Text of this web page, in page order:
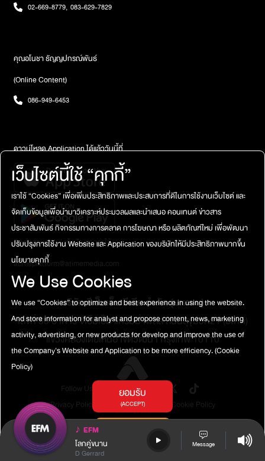
♪ EFM
โลกคู่ขนาน
D Gerrard
Message
02-669-8779, 083-629-7829
คุณอโนชา ธัญญปกรณ์พันธ์
(Online Content)
086-949-6453
ดาวน์โหลด Application ได้แล้ววันนี้ที่
ติดต่อสอบถาม / แจ้งปัญหาการใช้งาน
atimeplatform@atimemedia.com
บริษัท จีเอ็มเอ็ม มีเดีย จำกัด (มหาชน)
เลขที่ 50 อาคาร จีเอ็มเอ็ม แกรมมี่ เพลส ถนนสุขุมวิท21 (อโศก)
แขวงคลองเตยเหนือ เขตวัฒนา กรุงเทพ 10110
Follow Us
Privacy Policy
Terms of Service Cookie Policy
เว็บไซต์นี้ใช้ “คุกกี้”
เราใช้ “Cookies” เพื่อเพิ่มประสิทธิภาพและประสบการที่ดีในการใช้งานเว็บไซต์ และ
จัดเก็บข้อมูลเพื่อนำมาวิเคราะห์ประมวลผลและนำเสนอ คอนเทนต์ ข่าวสาร
ประชาสัมพันธ์ กิจกรรมทางการตลาด การโฆษณา หรือ ผลิตภัณฑ์ใหม่ เพื่อพัฒนา
ปรับปรุงการใช้งาน Website และ Application ของบริษัทให้มีประสิทธิภาพมากขึ้น
นโยบายคุกกี้
We Use Cookies
We use “Cookies” to optimize and best experience in using the website.
And store information for analyst and propose content, news, marketing
activity, advertising, or new products for develop and improve the use of
the Company's Website and Application to be more efficiency.(Cookie
Policy)
ยอมรับ
(ACCEPT)
การตั้งค่าคุกกี้
(COOKIES SETTINGS)